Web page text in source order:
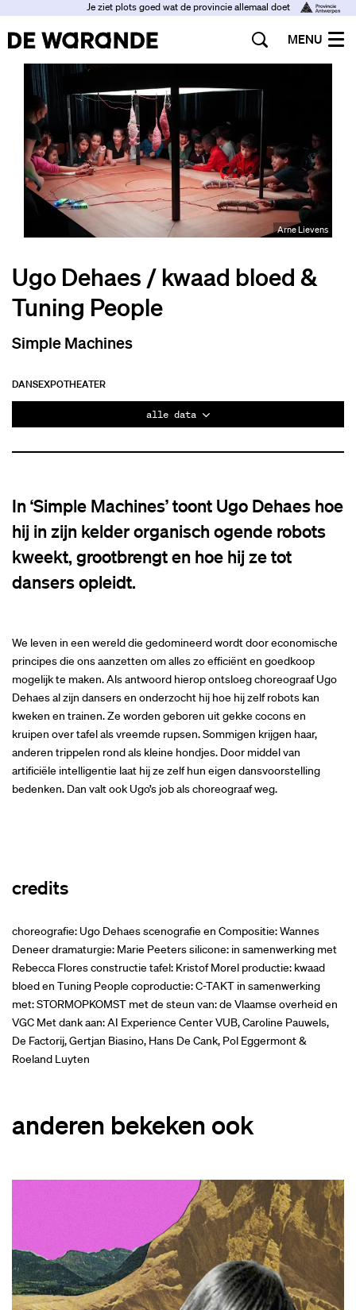
Je ziet plots goed wat de provincie allemaal doet
MENU
Arne Lievens
Ugo Dehaes / kwaad bloed &
Tuning People
Simple Machines
DANSEXPOTHEATER
alle data
In ‘Simple Machines’ toont Ugo Dehaes hoe
hij in zijn kelder organisch ogende robots
kweekt, grootbrengt en hoe hij ze tot
dansers opleidt.
We leven in een wereld die gedomineerd wordt door economische
principes die ons aanzetten om alles zo efficiënt en goedkoop
mogelijk te maken. Als antwoord hierop ontsloeg choreograaf Ugo
Dehaes al zijn dansers en onderzocht hij hoe hij zelf robots kan
kweken en trainen. Ze worden geboren uit gekke cocons en
kruipen over tafel als vreemde rupsen. Sommigen krijgen haar,
anderen trippelen rond als kleine hondjes. Door middel van
artificiële intelligentie laat hij ze zelf hun eigen dansvoorstelling
bedenken. Dan valt ook Ugo’s job als choreograaf weg.
credits
choreografie: Ugo Dehaes scenografie en Compositie: Wannes
Deneer dramaturgie: Marie Peeters silicone: in samenwerking met
Rebecca Flores constructie tafel: Kristof Morel productie: kwaad
bloed en Tuning People coproductie: C-TAKT in samenwerking
met: STORMOPKOMST met de steun van: de Vlaamse overheid en
VGC Met dank aan: AI Experience Center VUB, Caroline Pauwels,
De Factorij, Gertjan Biasino, Hans De Cank, Pol Eggermont &
Roeland Luyten
anderen bekeken ook